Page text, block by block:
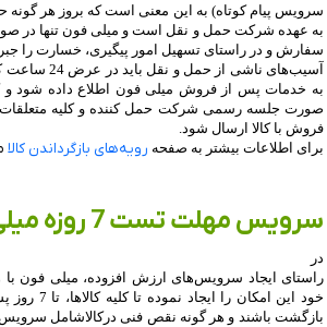
سرویس پیام کوتاه) به این معنی است که بروز هر گونه
به عهده شرکت حمل و نقل است و میلی فون تنها در
سفارش و در راستای تسهیل امور پیگیری، خسارت را
آسیب‏‌های ناشی
به خدمات پس از فروش میلی فون اطلاع داده شود و
صورت جلسه رسمی شرکت حمل کننده و کلیه متعلقات
فروش با کالا ارسال شود.
برای اطلاعات بیشتر به صفحه رویه‌های بازگرداندن کالا
سرویس مهلت تست 7 روزه میلی فون
در
راستای ایجاد سرویس‌‏های ارزش افزوده، میلی فون با
خود این
بازگشت باشند و هر گونه نقص فنی درکالاشامل